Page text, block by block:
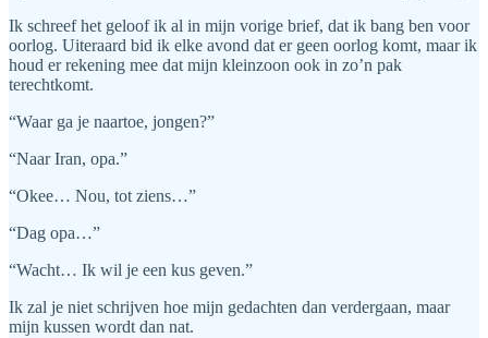
Ik schreef het geloof ik al in mijn vorige brief, dat ik bang ben voor
oorlog. Uiteraard bid ik elke avond dat er geen oorlog komt, maar ik
houd er rekening mee dat mijn kleinzoon ook in zo’n pak
terechtkomt.
“Waar ga je naartoe, jongen?”
“Naar Iran, opa.”
“Okee… Nou, tot ziens…”
“Dag opa…”
“Wacht… Ik wil je een kus geven.”
Ik zal je niet schrijven hoe mijn gedachten dan verdergaan, maar
mijn kussen wordt dan nat.